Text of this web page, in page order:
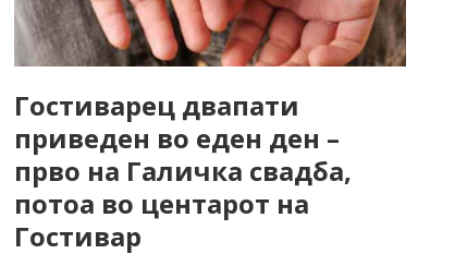
Гостиварец двапати
приведен во еден ден –
прво на Галичка свадба,
потоа во центарот на
Гостивар